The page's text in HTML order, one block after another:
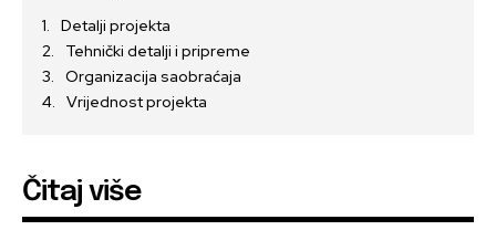
Detalji projekta
Tehnički detalji i pripreme
Organizacija saobraćaja
Vrijednost projekta
Čitaj više